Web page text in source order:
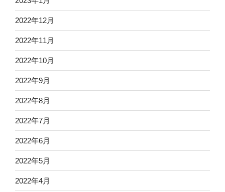
2022年12月
2022年11月
2022年10月
2022年9月
2022年8月
2022年7月
2022年6月
2022年5月
2022年4月